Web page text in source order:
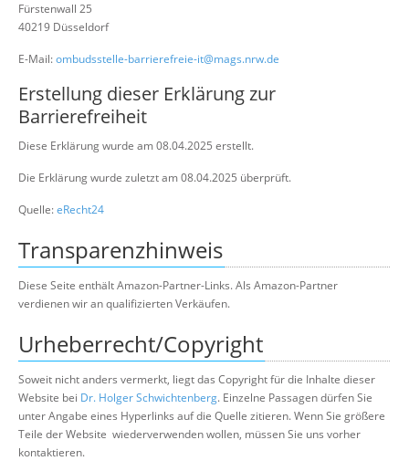
Fürstenwall 25
40219 Düsseldorf
E-Mail:ombudsstelle-barrierefreie-it@mags.nrw.de
Erstellung dieser Erklärung zur
Barrierefreiheit
Diese Erklärung wurde am 08.04.2025 erstellt.
Die Erklärung wurde zuletzt am 08.04.2025 überprüft.
Quelle:eRecht24
Transparenzhinweis
Diese Seite enthält Amazon-Partner-Links. Als Amazon-Partner
verdienen wir an qualifizierten Verkäufen.
Urheberrecht/Copyright
Soweit nicht anders vermerkt, liegt das Copyright für die Inhalte dieser
Website bei Dr. Holger Schwichtenberg. Einzelne Passagen dürfen Sie
unter Angabe eines Hyperlinks auf die Quelle zitieren. Wenn Sie größere
Teile der Website wiederverwenden wollen, müssen Sie uns vorher
kontaktieren.